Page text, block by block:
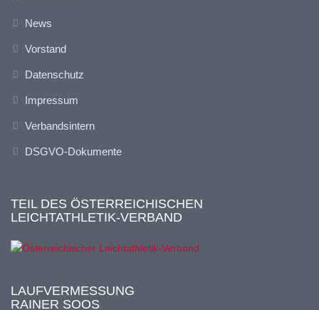
News
Vorstand
Datenschutz
Impressum
Verbandsintern
DSGVO-Dokumente
TEIL DES ÖSTERREICHISCHEN
LEICHTATHLETIK-VERBAND
LAUFVERMESSUNG
RAINER SOOS